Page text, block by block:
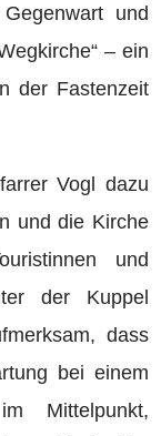
und
– ein
der Fastenzeit
Vogl dazu
und die Kirche
und
der Kuppel
dass
bei einem
Mittelpunkt,